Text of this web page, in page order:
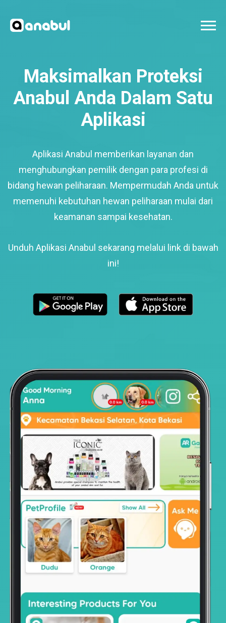
Maksimalkan Proteksi
Anabul Anda Dalam Satu
Aplikasi
Aplikasi Anabul memberikan layanan dan
menghubungkan pemilik dengan para profesi di
bidang hewan peliharaan. Mempermudah Anda untuk
memenuhi kebutuhan hewan peliharaan mulai dari
keamanan sampai kesehatan.
Unduh Aplikasi Anabul sekarang melalui link di bawah
ini!